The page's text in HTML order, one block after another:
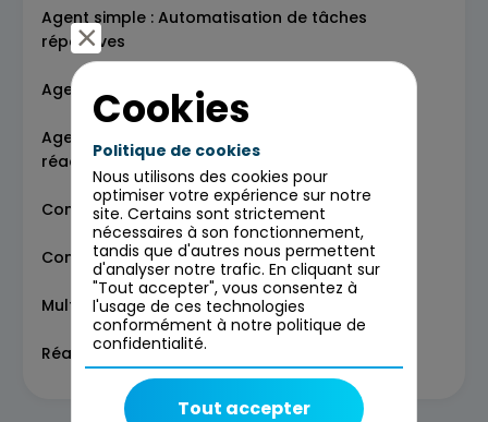
Agent simple : Automatisation de tâches
répétitives
Agent intermédiaire : Gestion multi-outils
Agent complexe : Logique multi-actions et
réactivité
Concepts clés
Composants et autonomie des agents
Multimodalité et orchestration des actions
Réactivité et déclencheurs
Cookies
Politique de cookies
Nous utilisons des cookies pour
optimiser votre expérience sur notre
site. Certains sont strictement
nécessaires à son fonctionnement,
tandis que d'autres nous permettent
d'analyser notre trafic. En cliquant sur
"Tout accepter", vous consentez à
l'usage de ces technologies
conformément à notre politique de
confidentialité.
Tout accepter